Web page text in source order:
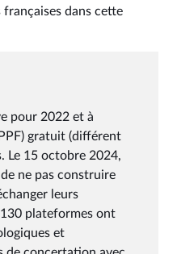
dans cette
pour 2022 et à
gratuit (différent
Le 15 octobre 2024,
ne pas construire
leurs
plateformes ont
et